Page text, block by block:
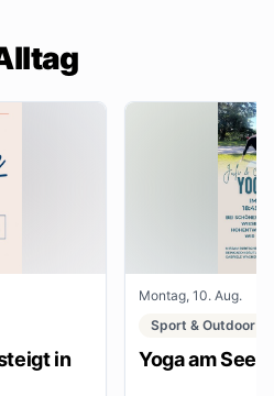
in
Montag, 10. Aug.
Sport & Outdoor
Yoga am See